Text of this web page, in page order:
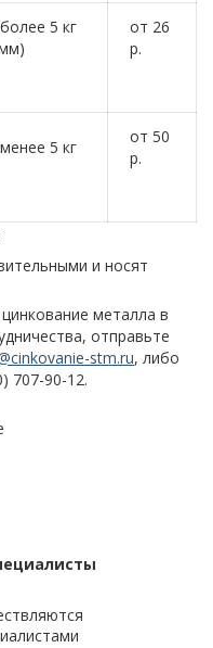
5 кг
от 26
р.
5 кг
от 50
р.
и носят
металла в
отправьте
stm.ru, либо
707-90-12.